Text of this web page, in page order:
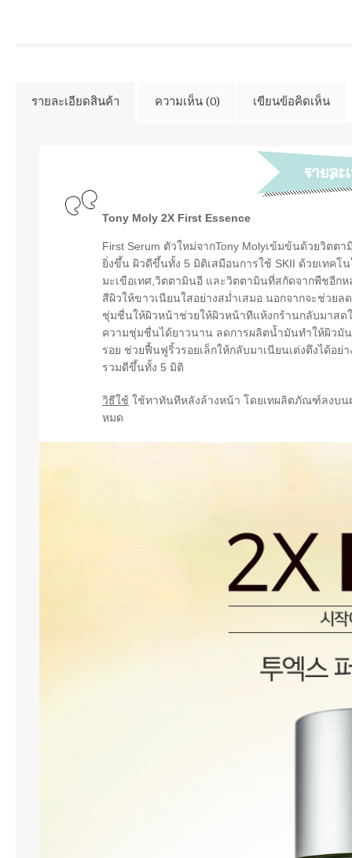
รายละเอียดสินค้า ความเห็น (0) เขียนข้อคิดเห็น
Tony Moly 2X First Essence
First Serum ตัวใหม่จากTony Molyเข้มข้นด้วยวิต
ยิ่งขึ้น ผิวดีขึ้นทั้ง 5 มิติเสมือนการใช้ SKII ด้วยเทค
มะเขือเทศ,วิตตามินอี และวิตตามินที่สกัดจากพืชอีก
สีผิวให้ขาวเนียนใสอย่างสม่ำเสมอ นอกจากจะช่วย
ชุ่มชื่นให้ผิวหน้าช่วยให้ผิวหน้าทีแห้งกร้านกลับมาสด
ความชุ่มชื่นได้ยาวนาน ลดการผลิตน้ำมันทำให้ผิวมั
รอย ช่วยฟื้นฟูริ้วรอยเล็กให้กลับมาเนียนเต่งตึงได้อ
รวมดีขึ้นทั้ง 5 มิติ
วิธีใช้ ใช้ทาทันทีหลังล้างหน้า โดยเทผลิตภัณฑ์ลงบน
หมด